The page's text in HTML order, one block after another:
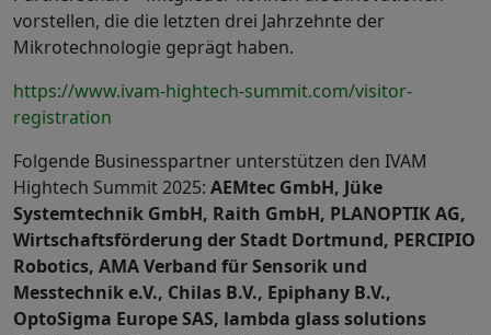
vorstellen, die die letzten drei Jahrzehnte der
Mikrotechnologie geprägt haben.
https://www.ivam-hightech-summit.com/visitor-
registration
Folgende Businesspartner unterstützen den IVAM
Hightech Summit 2025: AEMtec GmbH, Jüke
Systemtechnik GmbH, Raith GmbH, PLANOPTIK AG,
Wirtschaftsförderung der Stadt Dortmund, PERCIPIO
Robotics, AMA Verband für Sensorik und
Messtechnik e.V., Chilas B.V., Epiphany B.V.,
OptoSigma Europe SAS, lambda glass solutions